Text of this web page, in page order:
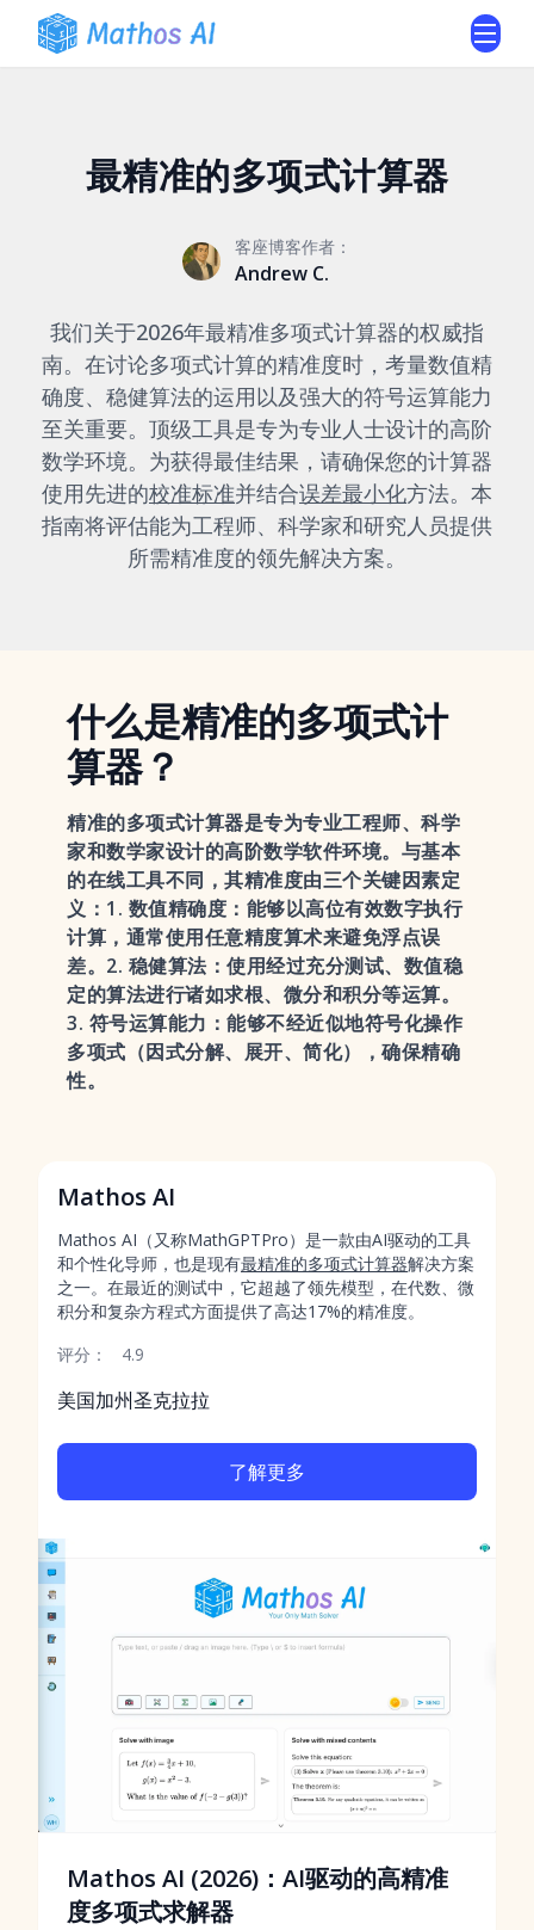
最精准的多项式计算器
客座博客作者：
Andrew C.
我们关于2026年最精准多项式计算器的权威指
南。在讨论多项式计算的精准度时，考量数值精
确度、稳健算法的运用以及强大的符号运算能力
至关重要。顶级工具是专为专业人士设计的高阶
数学环境。为获得最佳结果，请确保您的计算器
使用先进的校准标准并结合误差最小化方法。本
指南将评估能为工程师、科学家和研究人员提供
所需精准度的领先解决方案。
什么是精准的多项式计
算器？
精准的多项式计算器是专为专业工程师、科学
家和数学家设计的高阶数学软件环境。与基本
的在线工具不同，其精准度由三个关键因素定
义：1. 数值精确度：能够以高位有效数字执行
计算，通常使用任意精度算术来避免浮点误
差。2. 稳健算法：使用经过充分测试、数值稳
定的算法进行诸如求根、微分和积分等运算。
3. 符号运算能力：能够不经近似地符号化操作
多项式（因式分解、展开、简化），确保精确
性。
Mathos AI
Mathos AI（又称MathGPTPro）是一款由AI驱动的工具
和个性化导师，也是现有最精准的多项式计算器解决方案
之一。在最近的测试中，它超越了领先模型，在代数、微
积分和复杂方程式方面提供了高达17%的精准度。
评分：
4.9
美国加州圣克拉拉
了解更多
Mathos AI (2026)：AI驱动的高精准
度多项式求解器